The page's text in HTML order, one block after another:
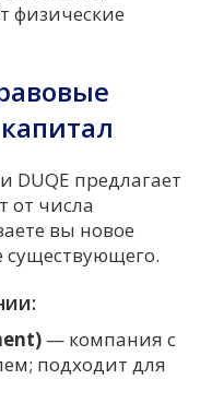
физические
DUQE предлагает
от числа
вы новое
— компания с
подходит для